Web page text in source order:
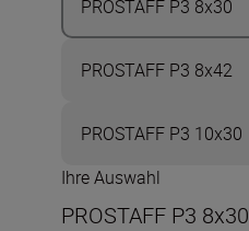
PROSTAFF P3 8x30
PROSTAFF P3 8x42
PROSTAFF P3 10x30
Ihre Auswahl
PROSTAFF P3 8x30